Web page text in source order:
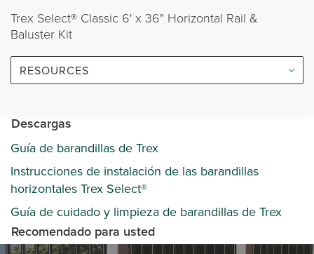
Trex Select® Classic 6' x 36" Horizontal Rail &
Baluster Kit
RESOURCES
Descargas
Guía de barandillas de Trex
Instrucciones de instalación de las barandillas
horizontales Trex Select®
Guía de cuidado y limpieza de barandillas de Trex
Recomendado para usted